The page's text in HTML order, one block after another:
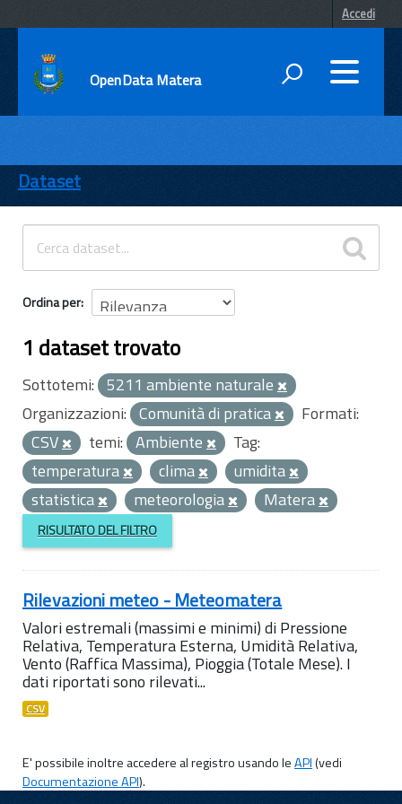
Accedi
OpenData Matera
ENTI
TEMI
INFORMAZIONI
Dataset
Ordina per
1 dataset trovato
Sottotemi: 5211 ambiente naturale
Organizzazioni: Comunità di pratica
Formati:
CSV
temi: Ambiente
Tag:
temperatura
clima
umidita
statistica
meteorologia Matera
RISULTATO DEL FILTRO
Rilevazioni meteo - Meteomatera
Valori estremali (massimi e minimi) di Pressione
Relativa, Temperatura Esterna, Umidità Relativa,
Vento (Raffica Massima), Pioggia (Totale Mese). I
dati riportati sono rilevati...
CSV
E' possibile inoltre accedere al registro usando leAPI(vedi
Documentazione API).